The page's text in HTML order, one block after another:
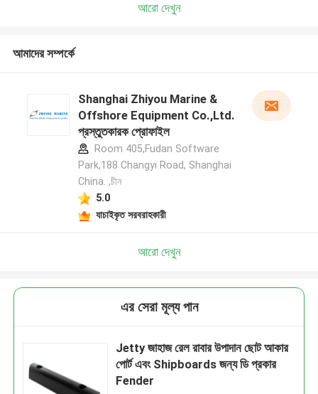
আরো দেখুন
আমাদের সম্পর্কে
Shanghai Zhiyou Marine &
Offshore Equipment Co.,Ltd.
প্রস্তুতকারক প্রোফাইল
Room 405,Fudan Software
Park,188 Changyi Road, Shanghai
China. ,চীন
5.0
যাচাইকৃত সরবরাহকারী
আরো দেখুন
এর সেরা মূল্য পান
Jetty জাহাজ রেল রাবার উপাদান ছোট আকার
পোর্ট এবং Shipboards জন্য ডি প্রকার
Fender